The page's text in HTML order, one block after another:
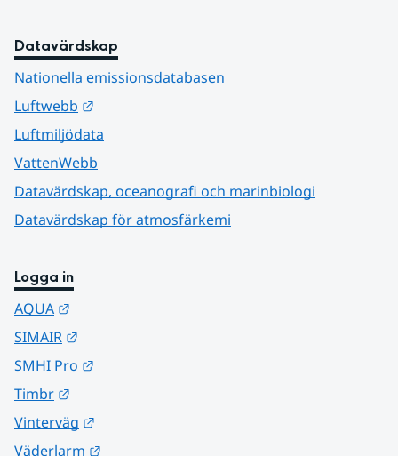
Datavärdskap
Nationella emissionsdatabasen
Luftwebb
Luftmiljödata
VattenWebb
Datavärdskap, oceanografi och marinbiologi
Datavärdskap för atmosfärkemi
Logga in
AQUA
SIMAIR
SMHI Pro
Timbr
Vinterväg
Väderlarm